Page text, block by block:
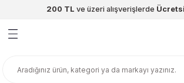
200 TL ve üzeri alışverişlerde
Geri Dön
Geri Dön
Geri Dön
Geri Dön
Geri Dön
Geri Dön